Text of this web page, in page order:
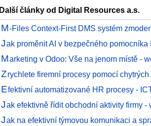
Další články od Digital Resources a.s.
M-Files Context-First DMS systém
Jak proměnit AI v bezpečného pomocníka
Marketing v Odoo: Vše na jenom místě -
Zrychlete firemní procesy pomocí
Efektivní automatizované HR procesy -
Jak efektivně řídit obchodní aktivity firmy -
Jak na efektivní týmovou komunikaci a